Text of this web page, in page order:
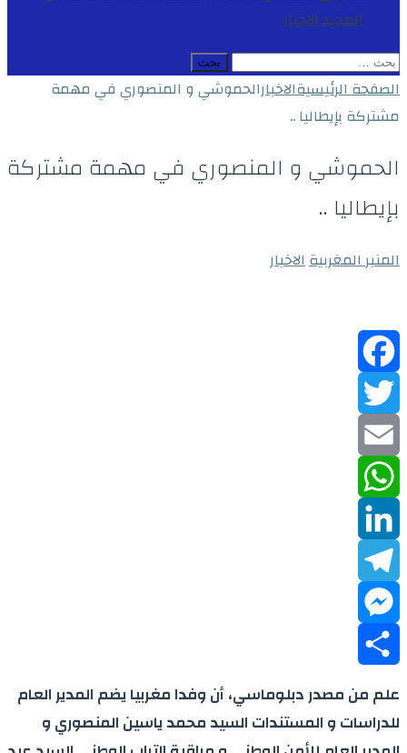
المجيدالاخبار
البحث
عن:
الصفحة الرئيسيةالاخبارالحموشي و المنصوري في مهمة
مشتركة بإيطاليا ..
الحموشي و المنصوري في مهمة مشتركة
بإيطاليا ..
المنبر المغربيةالاخبار
Facebook
Twitter
Email
WhatsApp
LinkedIn
Telegram
Messenger
Share
علم من مصدر دبلوماسي، أن وفدا مغربيا يضم المدير العام
للدراسات و المستندات السيد محمد ياسين المنصوري و